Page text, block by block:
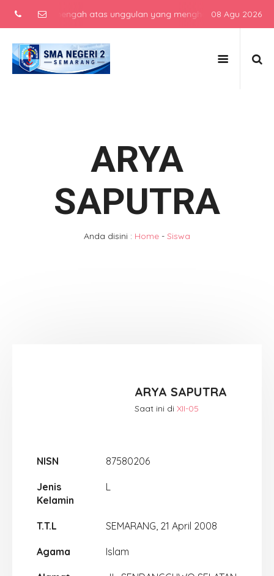
menengah atas unggulan yang menghasilkan lulusan
08 Agu 2026
ARYA
SAPUTRA
Anda disini : Home - Siswa
ARYA SAPUTRA
Saat ini di XII-05
NISN 87580206
Jenis
Kelamin
L
T.T.L SEMARANG, 21 April 2008
Agama Islam